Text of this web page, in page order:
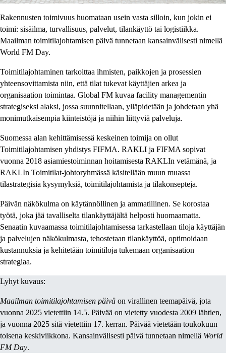
Rakennusten toimivuus huomataan usein vasta silloin, kun jokin ei
toimi: sisäilma, turvallisuus, palvelut, tilankäyttö tai logistiikka.
Maailman toimitilajohtamisen päivä tunnetaan kansainvälisesti nimellä
World FM Day.
Toimitilajohtaminen tarkoittaa ihmisten, paikkojen ja prosessien
yhteensovittamista niin, että tilat tukevat käyttäjien arkea ja
organisaation toimintaa. Global FM kuvaa facility managementin
strategiseksi alaksi, jossa suunnitellaan, ylläpidetään ja johdetaan yhä
monimutkaisempia kiinteistöjä ja niihin liittyviä palveluja.
Suomessa alan kehittämisessä keskeinen toimija on ollut
Toimitilajohtamisen yhdistys FIFMA. RAKLI ja FIFMA sopivat
vuonna 2018 asiamiestoiminnan hoitamisesta RAKLIn vetämänä, ja
RAKLIn Toimitilat-johtoryhmässä käsitellään muun muassa
tilastrategisia kysymyksiä, toimitilajohtamista ja tilakonsepteja.
Päivän näkökulma on käytännöllinen ja ammatillinen. Se korostaa
työtä, joka jää tavalliselta tilankäyttäjältä helposti huomaamatta.
Senaatin kuvaamassa toimitilajohtamisessa tarkastellaan tiloja käyttäjän
ja palvelujen näkökulmasta, tehostetaan tilankäyttöä, optimoidaan
kustannuksia ja kehitetään toimitiloja tukemaan organisaation
strategiaa.
Lyhyt kuvaus:
Maailman toimitilajohtamisen päivä on virallinen teemapäivä, jota
vuonna 2025 vietettiin 14.5. Päivää on vietetty vuodesta 2009 lähtien,
ja vuonna 2025 sitä vietettiin 17. kerran. Päivää vietetään toukokuun
toisena keskiviikkona. Kansainvälisesti päivä tunnetaan nimellä World
FM Day.